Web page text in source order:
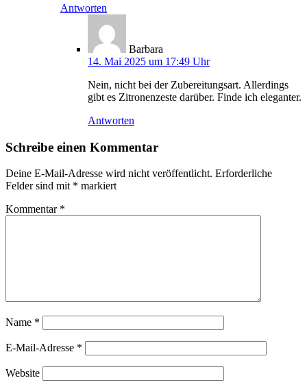
Antworten
Barbara
14. Mai 2025 um 17:49 Uhr
Nein, nicht bei der Zubereitungsart. Allerdings
gibt es Zitronenzeste darüber. Finde ich eleganter.
Antworten
Schreibe einen Kommentar
Deine E-Mail-Adresse wird nicht veröffentlicht. Erforderliche
Felder sind mit * markiert
Kommentar *
Name *
E-Mail-Adresse *
Website